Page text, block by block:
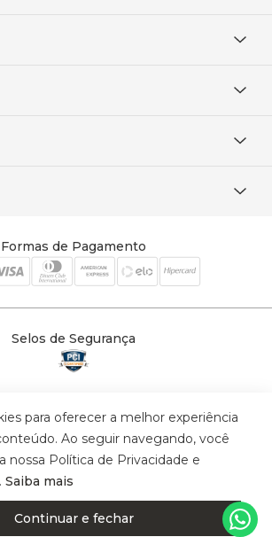
Formas de Pagamento
Selos de Segurança
e Comércio Ltda - Todos os direitos reservados
0001-75 | Rua Santa Augusta, 409 - Vila
Osvaldo Cruz - SP - CEP: 17702-316.
para oferecer a melhor experiência
Ao seguir navegando, você
nossa Política de Privacidade e
Saiba mais
Continuar e fechar